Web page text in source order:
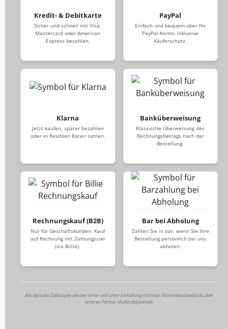
Kredit- & Debitkarte
Sicher und schnell mit Visa,
Mastercard oder American
Express bezahlen.
PayPal
Einfach und bequem über Ihr
PayPal-Konto, inklusive
Käuferschutz.
Klarna
Jetzt kaufen, später bezahlen
oder in flexiblen Raten zahlen.
Banküberweisung
Klassische Überweisung des
Rechnungsbetrags nach der
Bestellung.
Rechnungskauf (B2B)
Nur für Geschäftskunden: Kauf
auf Rechnung mit Zahlungsziel
(via Billie).
Bar bei Abholung
Zahlen Sie in bar, wenn Sie Ihre
Bestellung persönlich bei uns
abholen.
Alle digitalen Zahlungen werden sicher und unter Einhaltung höchster Sicherheitsstandards über
unseren Partner Mollie abgewickelt.